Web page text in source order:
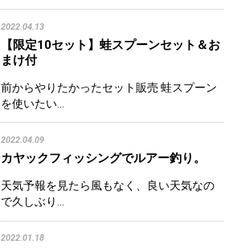
2022.04.13
【限定10セット】蛙スプーンセット＆お
まけ付
前からやりたかったセット販売 蛙スプーン
を使いたい…
2022.04.09
カヤックフィッシングでルアー釣り。
天気予報を見たら風もなく、良い天気なの
で久しぶり…
2022.01.18